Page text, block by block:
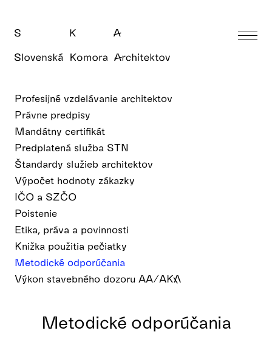
Profesijné vzdelávanie architektov
Právne predpisy
Mandátny certifikát
Predplatená služba STN
Štandardy služieb architektov
Výpočet hodnoty zákazky
IČO a SZČO
Poistenie
Etika, práva a povinnosti
Knižka použitia pečiatky
Metodické odporúčania
Výkon stavebného dozoru AA/AKA
Metodické odporúčania